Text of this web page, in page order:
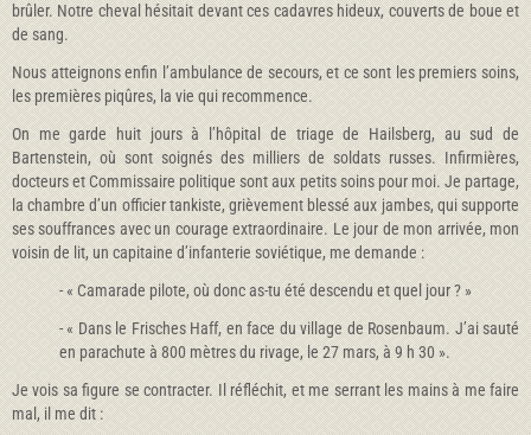
brûler. Notre cheval hésitait devant ces cadavres hideux, couverts de boue et
de sang.
Nous atteignons enfin l’ambulance de secours, et ce sont les premiers soins,
les premières piqûres, la vie qui recommence.
On me garde huit jours à l’hôpital de triage de Hailsberg, au sud de
Bartenstein, où sont soignés des milliers de soldats russes. Infirmières,
docteurs et Commissaire politique sont aux petits soins pour moi. Je partage,
la chambre d’un officier tankiste, grièvement blessé aux jambes, qui supporte
ses souffrances avec un courage extraordinaire. Le jour de mon arrivée, mon
voisin de lit, un capitaine d’infanterie soviétique, me demande :
- « Camarade pilote, où donc as-tu été descendu et quel jour ? »
- « Dans le Frisches Haff, en face du village de Rosenbaum. J’ai sauté
en parachute à 800 mètres du rivage, le 27 mars, à 9 h 30 ».
Je vois sa figure se contracter. Il réfléchit, et me serrant les mains à me faire
mal, il me dit :